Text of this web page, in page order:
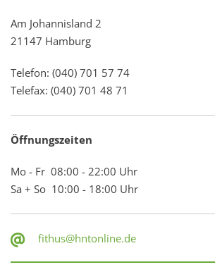
Am Johannisland 2
21147 Hamburg
Telefon: (040) 701 57 74
Telefax: (040) 701 48 71
Öffnungszeiten
Mo - Fr 08:00 - 22:00 Uhr
Sa + So 10:00 - 18:00 Uhr
fithus@hntonline.de